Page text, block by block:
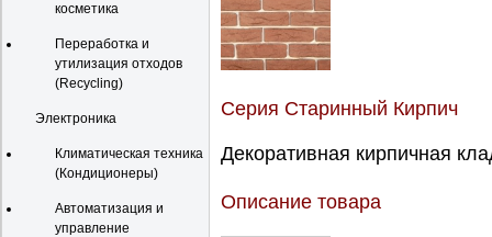
косметика
Переработка и
утилизация отходов
(Recycling)
Электроника
Климатическая техника
(Кондиционеры)
Автоматизация и
управление
Серия Старинный Кирпич
Декоративная кирпичная
Описание товара